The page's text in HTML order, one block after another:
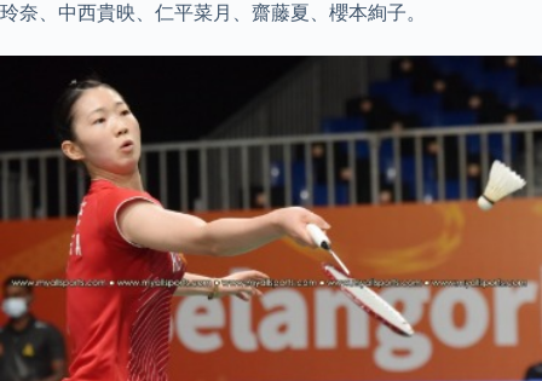
玲奈、中西貴映、仁平菜月、齋藤夏、櫻本絢子。